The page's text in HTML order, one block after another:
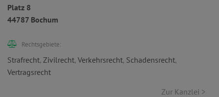
Platz 8
44787 Bochum
Rechtsgebiete:
Strafrecht, Zivilrecht, Verkehrsrecht, Schadensrecht,
Vertragsrecht
Zur Kanzlei >